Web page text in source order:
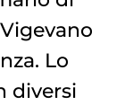
Lo
diversi